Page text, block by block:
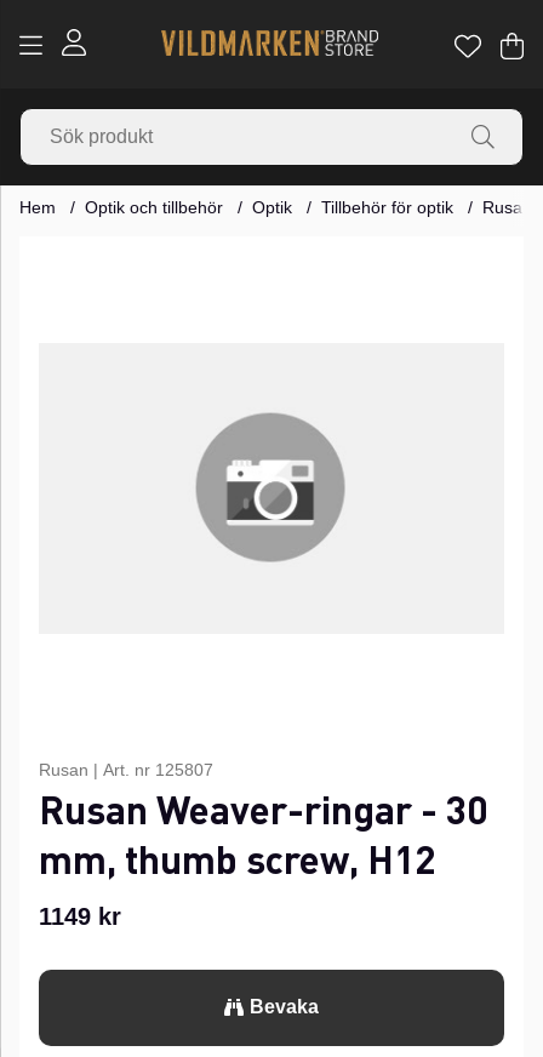
.
Hem Optik och tillbehör Optik Tillbehör för optik Rusan
Rusan | Art. nr 125807
Rusan Weaver-ringar - 30
mm, thumb screw, H12
1149 kr
Bevaka